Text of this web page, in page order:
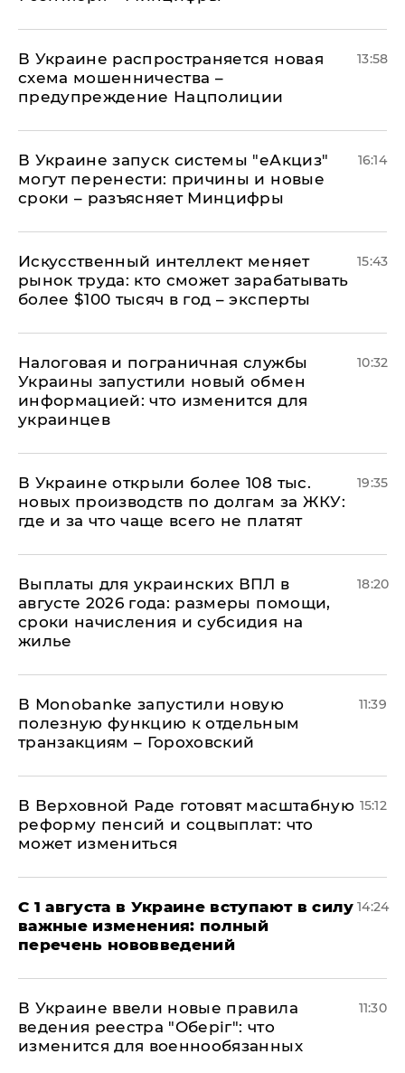
В Украине распространяется новая
схема мошенничества –
предупреждение Нацполиции
13:58
В Украине запуск системы "еАкциз"
могут перенести: причины и новые
сроки – разъясняет Минцифры
16:14
Искусственный интеллект меняет
рынок труда: кто сможет зарабатывать
более $100 тысяч в год – эксперты
15:43
Налоговая и пограничная службы
Украины запустили новый обмен
информацией: что изменится для
украинцев
10:32
В Украине открыли более 108 тыс.
новых производств по долгам за ЖКУ:
где и за что чаще всего не платят
19:35
Выплаты для украинских ВПЛ в
августе 2026 года: размеры помощи,
сроки начисления и субсидия на
жилье
18:20
В Мonobankе запустили новую
полезную функцию к отдельным
транзакциям – Гороховский
11:39
В Верховной Раде готовят масштабную
реформу пенсий и соцвыплат: что
может измениться
15:12
С 1 августа в Украине вступают в силу
важные изменения: полный
перечень нововведений
14:24
В Украине ввели новые правила
ведения реестра "Оберіг": что
изменится для военнообязанных
11:30